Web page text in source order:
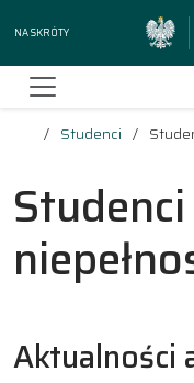
Na skróty
Studenci
Aktualności